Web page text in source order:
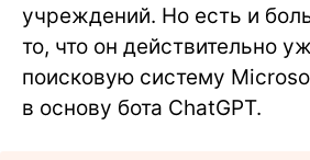
учреждений. Но есть и
то, что он действительно
поисковую систему
в основу бота ChatGPT.